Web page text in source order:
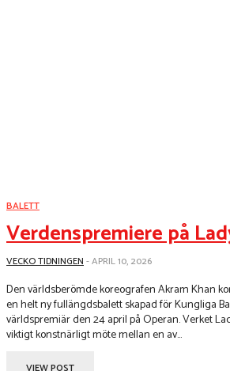
BALETT
Verdenspremiere på
VECKO TIDNINGEN -APRIL 10, 2026
Den världsberömde koreografen Akram Khan
en helt ny fullängdsbalett skapad för Kungliga
världspremiär den 24 april på Operan. Verket Lady Macbeth markerar ett
viktigt konstnärligt möte mellan en av...
VIEW POST